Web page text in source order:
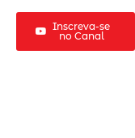
Inscreva-se
no Canal